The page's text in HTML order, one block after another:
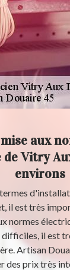
aux
Vitry
environs
il est très
normes
il est
Artisan
des prix très